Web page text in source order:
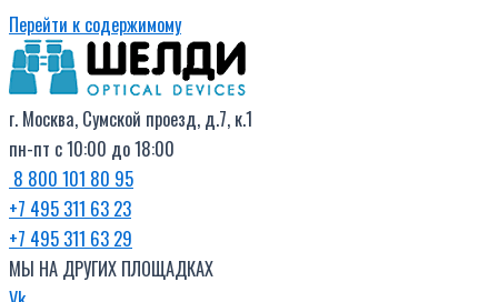
Перейти к содержимому
г. Москва, Сумской проезд, д.7, к.1
пн-пт с 10:00 до 18:00
8 800 101 80 95
+7 495 311 63 23
+7 495 311 63 29
МЫ НА ДРУГИХ ПЛОЩАДКАХ